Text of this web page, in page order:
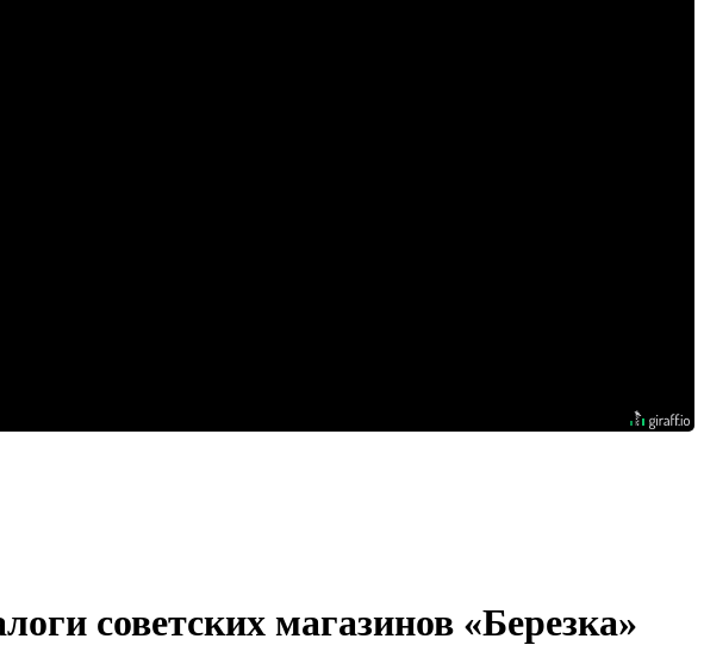
советских магазинов «Березка»